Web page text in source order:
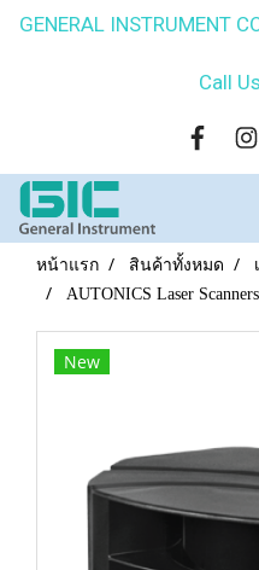
GENERAL
Call Us :
หน้าแรก สินค้าทั้งหมด
AUTONICS Laser Scanners
New